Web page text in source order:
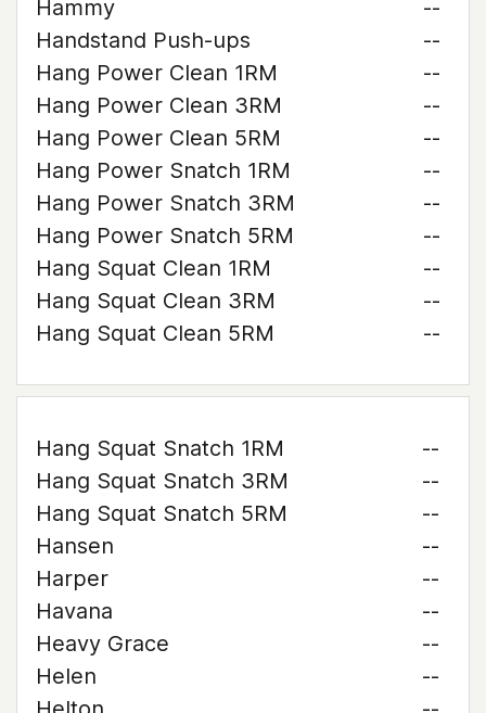
Hammy
--
Handstand Push-ups
--
Hang Power Clean 1RM
--
Hang Power Clean 3RM
--
Hang Power Clean 5RM
--
Hang Power Snatch 1RM
--
Hang Power Snatch 3RM
--
Hang Power Snatch 5RM
--
Hang Squat Clean 1RM
--
Hang Squat Clean 3RM
--
Hang Squat Clean 5RM
--
Hang Squat Snatch 1RM
--
Hang Squat Snatch 3RM
--
Hang Squat Snatch 5RM
--
Hansen
--
Harper
--
Havana
--
Heavy Grace
--
Helen
--